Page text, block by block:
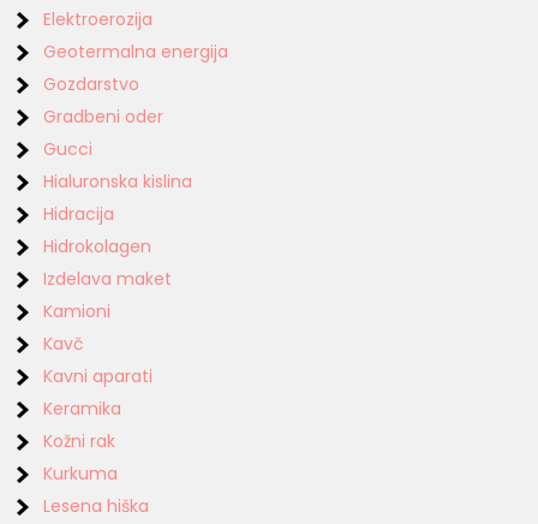
Elektroerozija
Geotermalna energija
Gozdarstvo
Gradbeni oder
Gucci
Hialuronska kislina
Hidracija
Hidrokolagen
Izdelava maket
Kamioni
Kavč
Kavni aparati
Keramika
Kožni rak
Kurkuma
Lesena hiška